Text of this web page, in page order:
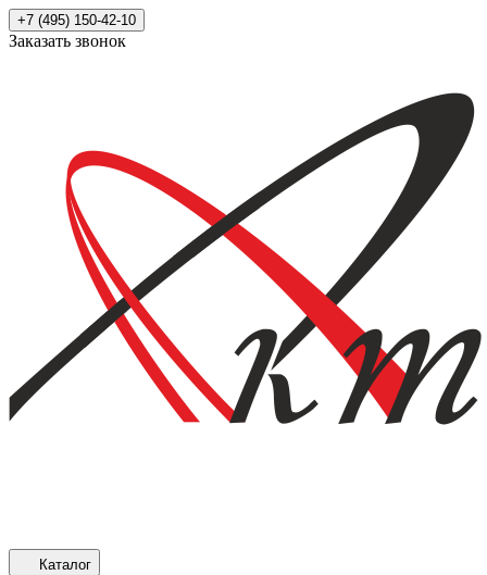
+7 (495) 150-42-10
Заказать звонок
Каталог